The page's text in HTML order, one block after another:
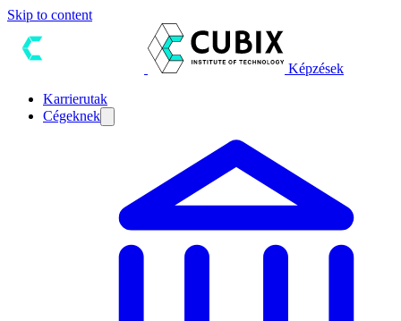
Skip to content
Képzések
Karrierutak
Cégeknek